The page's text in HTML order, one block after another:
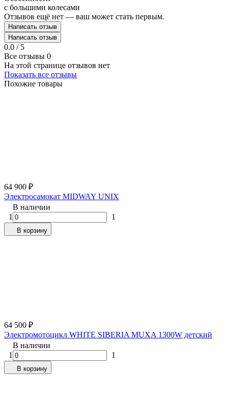
с большими колесами
Отзывов ещё нет — ваш может стать первым.
Написать отзыв
Написать отзыв
0.0 / 5
Все отзывы 0
На этой странице отзывов нет
Показать все отзывы
Похожие товары
64 900 ₽
Электросамокат MIDWAY UNIX
В наличии
1
1
В корзину
64 500 ₽
Электромотоцикл WHITE SIBERIA MUXA 1300W детский
В наличии
1
1
В корзину